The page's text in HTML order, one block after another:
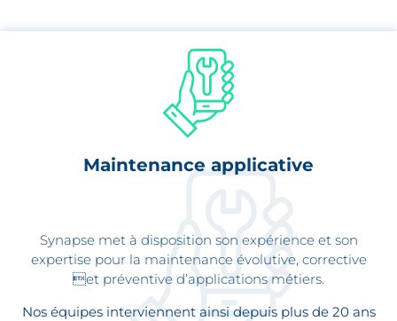
Maintenance applicative
Synapse met à disposition son expérience et son
expertise pour la maintenance évolutive, corrective
et préventive d’applications métiers.
Nos équipes interviennent ainsi depuis plus de 20 ans